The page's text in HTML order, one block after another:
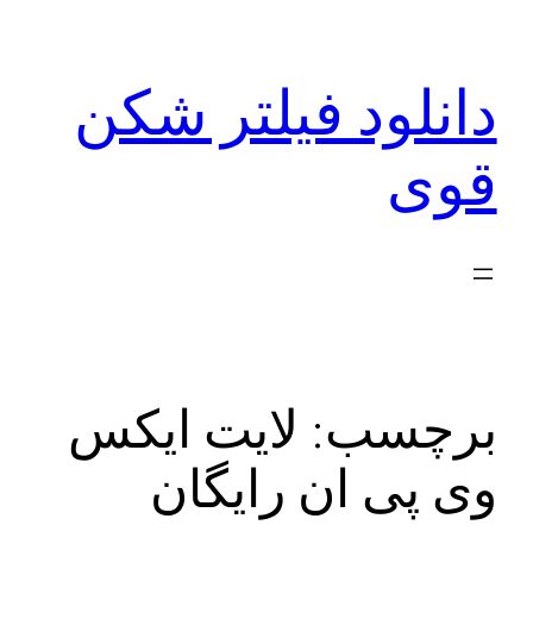
دانلود فیلتر شکن
قوی
برچسب: لایت ایکس
وی پی ان رایگان